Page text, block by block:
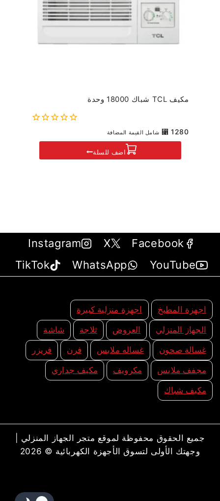
مكيف TCL شباك 18000 وحدة
⃁ 1280 شامل القيمة المضافة
اضف للسلة
Facebook
X
Instagram
YouTube
WhatsApp
TikTok
اجهزة المطبخ اجهزة منزلية كبيرة
الجهاز المنزلي العروض ثلاجة شاشة
غسالة صحون غساله ملابس فرن فريزر
مجفف ملابس مكرويف مكيف جداري
مكيف شباك
جميع الحقوق محفوظة لموقع متجر الجهاز المنزلي |
وجهتك الأولى لتسوق الأجهزة الكهربائية © 2026